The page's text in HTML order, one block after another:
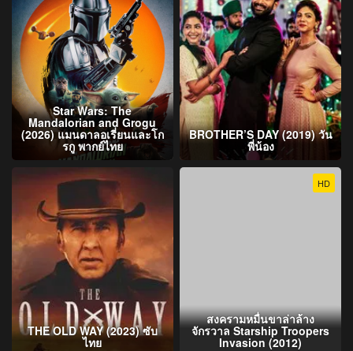
Star Wars: The
Mandalorian and Grogu
(2026) แมนดาลอเรี่ยนและโก
รกู พากย์ไทย
BROTHER’S DAY (2019) วัน
พี่น้อง
THE OLD WAY (2023) ซับ
ไทย
HD
สงครามหมื่นขาล่าล้าง
จักรวาล Starship Troopers
Invasion (2012)